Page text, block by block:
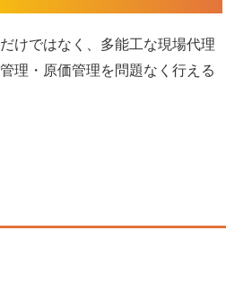
けではなく、多能工な現場代理
理・原価管理を問題なく行える